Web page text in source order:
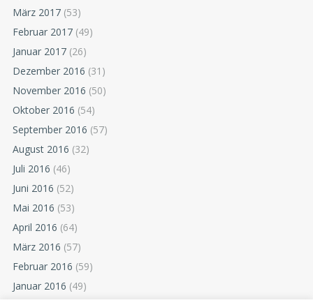
März 2017 (53)
Februar 2017 (49)
Januar 2017 (26)
Dezember 2016 (31)
November 2016 (50)
Oktober 2016 (54)
September 2016 (57)
August 2016 (32)
Juli 2016 (46)
Juni 2016 (52)
Mai 2016 (53)
April 2016 (64)
März 2016 (57)
Februar 2016 (59)
Januar 2016 (49)